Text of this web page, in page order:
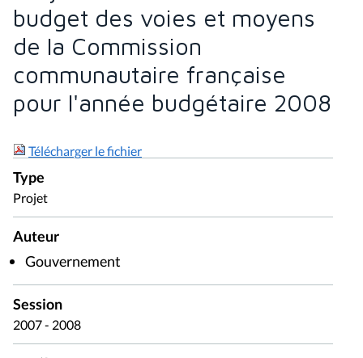
budget des voies et moyens
de la Commission
communautaire française
pour l'année budgétaire 2008
Télécharger le fichier
Type
Projet
Auteur
Gouvernement
Session
2007 - 2008